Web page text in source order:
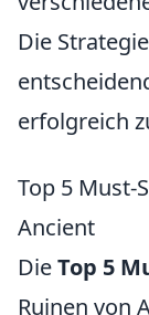
Die
erfolgreich
Top 5 Must-
Ancient
DieTop 5
Ruinen von